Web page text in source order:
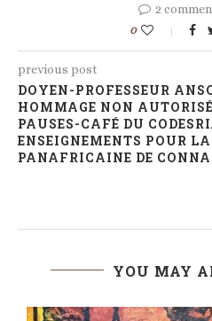
2
0
previous post
DOYEN-PROFESSEUR
HOMMAGE NON
PAUSES-CAFÉ DU
ENSEIGNEMENTS POUR
PANAFRICAINE DE
YOU MAY